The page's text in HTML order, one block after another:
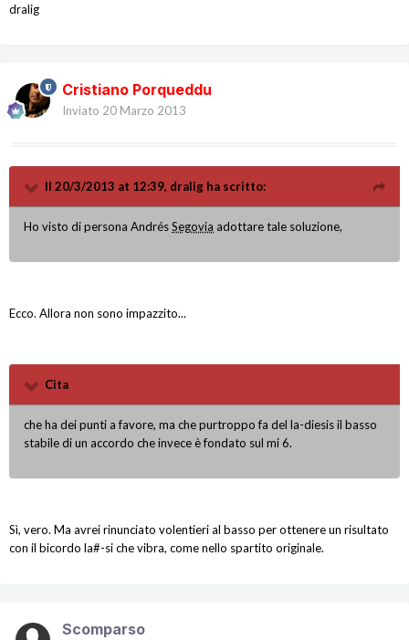
dralig
Cristiano Porqueddu
Inviato 20 Marzo 2013
Il 20/3/2013 at 12:39, dralig ha scritto:
Ho visto di persona AndrésSegovia adottare tale soluzione,
Ecco. Allora non sono impazzito...
Cita
che ha dei punti a favore, ma che purtroppo fa del la-diesis il basso
stabile di un accordo che invece è fondato sul mi 6.
Sì, vero. Ma avrei rinunciato volentieri al basso per ottenere un risultato
con il bicordo la#-si che vibra, come nello spartito originale.
Scomparso